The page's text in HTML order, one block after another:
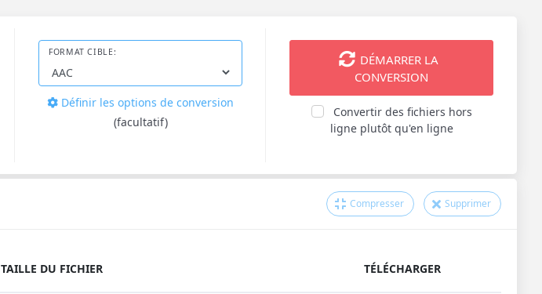
FORMAT CIBLE:
Définir les options de conversion
(facultatif)
DÉMARRER LA
CONVERSION
Convertir des fichiers hors
ligne plutôt qu'en ligne
Compresser Supprimer
TAILLE DU FICHIER TÉLÉCHARGER